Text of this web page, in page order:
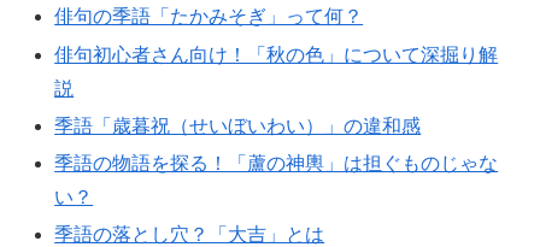
俳句の季語「たかみそぎ」って何？
俳句初心者さん向け！「秋の色」について深掘り解
説
季語「歳暮祝（せいぼいわい）」の違和感
季語の物語を探る！「蘆の神輿」は担ぐものじゃな
い？
季語の落とし穴？「大吉」とは